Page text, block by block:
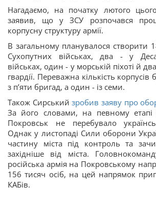
Нагадаємо, на початку лютого
заявив, що у ЗСУ розпочався
корпусну структуру армії.
В загальному планувалося створити
Сухопутних військах, два - у
військах, один - у морській піхоті й
гвардії. Переважна кількість корпусів
з пʼяти бригад, а один - із семи.
Також Сирськийзробив заяву про
За його словами, на певному етапі
Покровськ не перебувало
Однак у листопаді Сили оборони
частину міста під контроль та
західніше від міста.
російська армія на Покровському
156 тисяч осіб, на цей напрямок
КАБів.